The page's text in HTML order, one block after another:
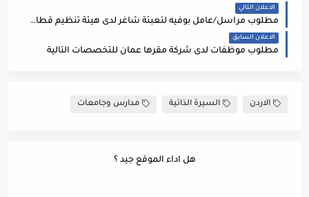
الاعلان التالي
مطلوب مراسل/عامل بوفيه لتعبئة شاغر لدى هيئة تنظيم قطاع الطاقة والمعادن
الاعلان السابق
مطلوب موظفات لدى شركة مقرها عمان للتخصصات التالية
الاردن السيرة الذاتية مدارس وجامعات
هل اداء الموقع جيد ؟